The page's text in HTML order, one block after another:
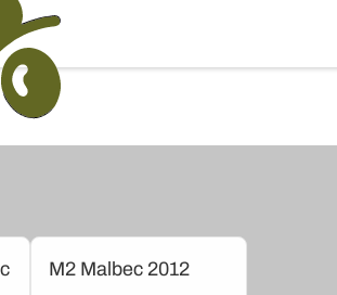
M2 Malbec 2012